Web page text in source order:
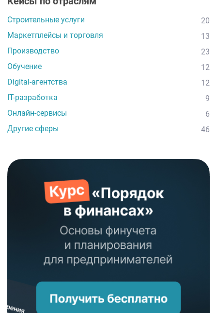
Строительные услуги
20
Маркетплейсы и торговля
13
Производство
23
Обучение
12
Digital-агентства
12
IT-разработка
9
Онлайн-сервисы
6
Другие сферы
46